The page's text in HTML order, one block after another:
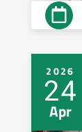
2026
24
Apr